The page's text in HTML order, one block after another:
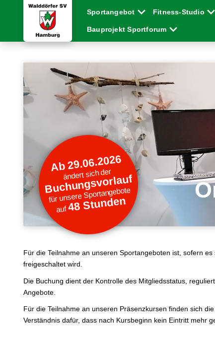
Sportangebot Fitness-Studio
Bauprojekt Sportforum
Ab 29.06.2026
ändert sich der
Buchungsvorlauf
für unsere Sportangebote
auf48 Stunden
Für die Teilnahme an unseren Sportangeboten ist, sofern
freigeschaltet wird.
Die Buchung dient der Kontrolle des Mitgliedsstatus,
Angebote.
Für die Teilnahme an unseren Präsenzkursen finden sich
Verständnis dafür, dass nach Kursbeginn kein Eintritt mehr